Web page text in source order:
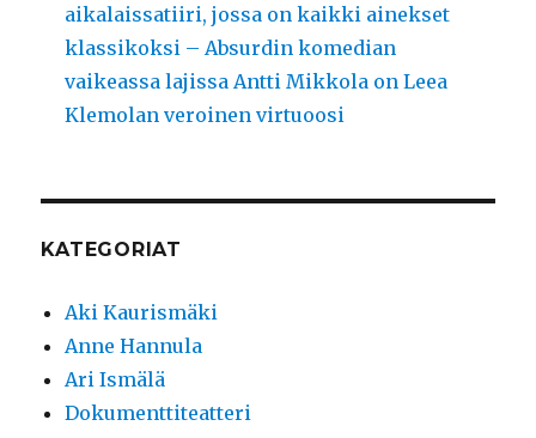
aikalaissatiiri, jossa on kaikki ainekset
klassikoksi – Absurdin komedian
vaikeassa lajissa Antti Mikkola on Leea
Klemolan veroinen virtuoosi
KATEGORIAT
Aki Kaurismäki
Anne Hannula
Ari Ismälä
Dokumenttiteatteri